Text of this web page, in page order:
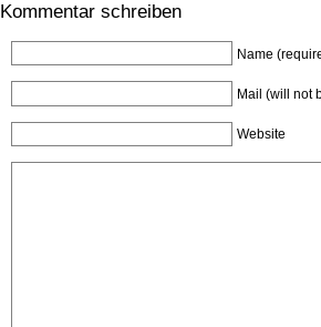
Kommentar schreiben
Name
Mail (will not
Website